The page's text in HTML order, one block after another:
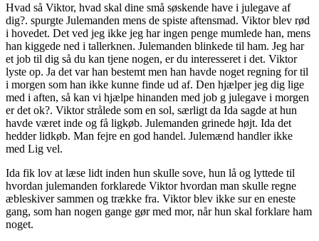
Hvad så Viktor, hvad skal dine små søskende have i julegave af
dig?. spurgte Julemanden mens de spiste aftensmad. Viktor blev rød
i hovedet. Det ved jeg ikke jeg har ingen penge mumlede han, mens
han kiggede ned i tallerknen. Julemanden blinkede til ham. Jeg har
et job til dig så du kan tjene nogen, er du interesseret i det. Viktor
lyste op. Ja det var han bestemt men han havde noget regning for til
i morgen som han ikke kunne finde ud af. Den hjælper jeg dig lige
med i aften, så kan vi hjælpe hinanden med job g julegave i morgen
er det ok?. Viktor strålede som en sol, særligt da Ida sagde at hun
havde været inde og få ligkøb. Julemanden grinede højt. Ida det
hedder lidkøb. Man fejre en god handel. Julemænd handler ikke
med Lig vel.
Ida fik lov at læse lidt inden hun skulle sove, hun lå og lyttede til
hvordan julemanden forklarede Viktor hvordan man skulle regne
æbleskiver sammen og trække fra. Viktor blev ikke sur en eneste
gang, som han nogen gange gør med mor, når hun skal forklare ham
noget.